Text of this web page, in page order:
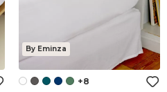
By Eminza
+8